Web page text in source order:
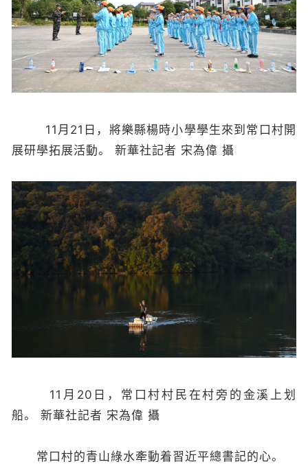
11月21日，將樂縣楊時小學學生來到常口村開
展研學拓展活動。 新華社記者 宋為偉 攝
11月20日，常口村村民在村旁的金溪上划
船。 新華社記者 宋為偉 攝
常口村的青山綠水牽動着習近平總書記的心。